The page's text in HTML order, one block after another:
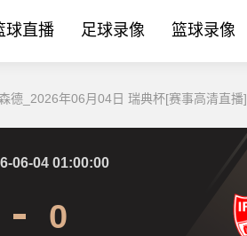
球直播 足球录像 篮球录像
德_2026年06月04日 瑞典杯[赛事高清直播]
06-04 01:00:00
0